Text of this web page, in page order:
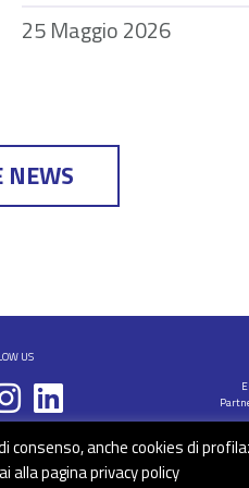
25 Maggio 2026
NEWS
US
anche cookies di
alla paginaprivacy policy